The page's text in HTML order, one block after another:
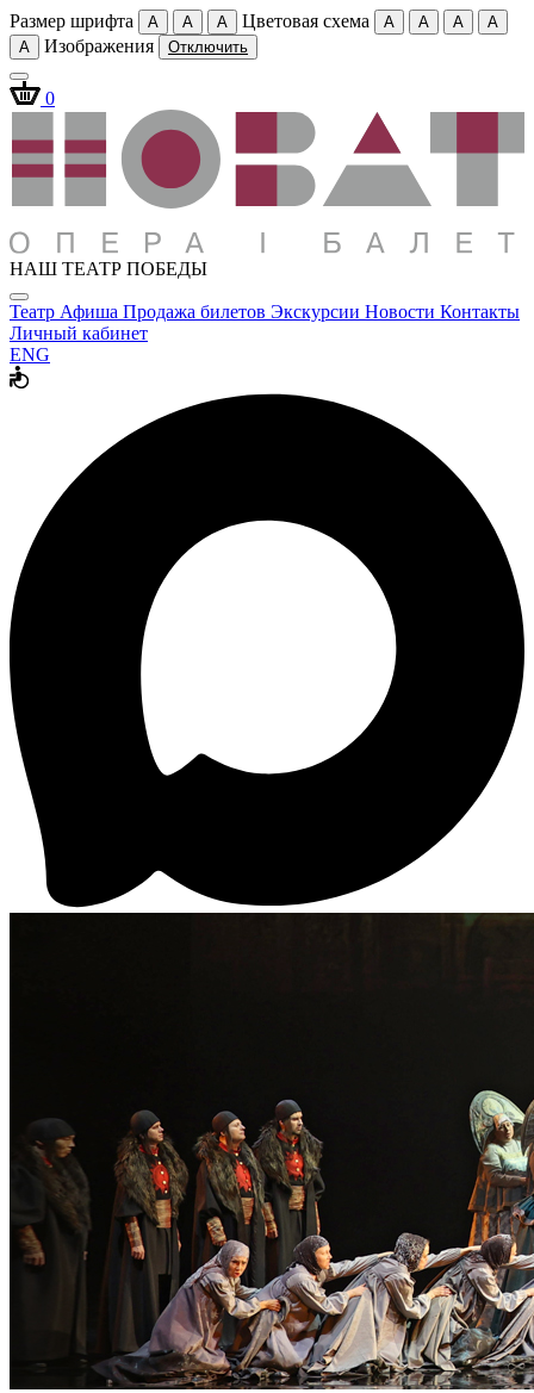
Размер шрифта A A A Цветовая схема A A A
A
A
Изображения Отключить
0
НАШ ТЕАТР ПОБЕДЫ
Театр Афиша Продажа билетов Экскурсии Новости Контакты
Личный кабинет
ENG